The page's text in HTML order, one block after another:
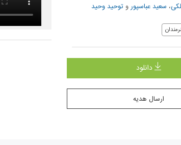
، سعید عباسپورو توحید وحید
دانلود
ارسال هدیه